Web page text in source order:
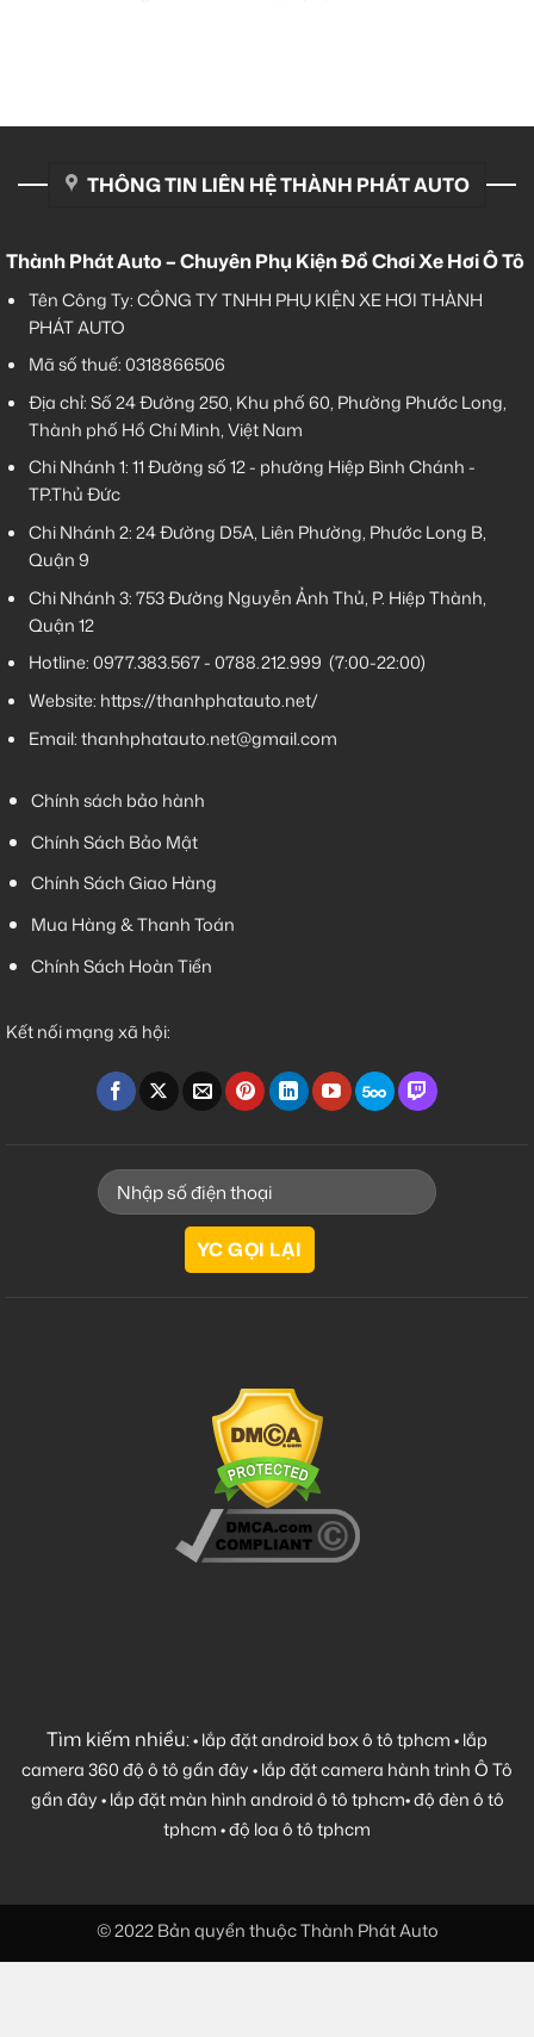
THÔNG TIN LIÊN HỆ THÀNH PHÁT AUTO
Thành Phát Auto – Chuyên Phụ Kiện Đồ Chơi Xe Hơi Ô Tô
Tên Công Ty: CÔNG TY TNHH PHỤ KIỆN XE HƠI THÀNH
PHÁT AUTO
Mã số thuế: 0318866506
Địa chỉ: Số 24 Đường 250, Khu phố 60, Phường Phước Long,
Thành phố Hồ Chí Minh, Việt Nam
Chi Nhánh 1:11 Đường số 12 - phường Hiệp Bình Chánh -
TP.Thủ Đức
Chi Nhánh 2:24 Đường D5A, Liên Phường, Phước Long B,
Quận 9
Chi Nhánh 3:753 Đường Nguyễn Ảnh Thủ, P. Hiệp Thành,
Quận 12
Hotline:0977.383.567-0788.212.999 (7:00-22:00)
Website: https://thanhphatauto.net/
Email:thanhphatauto.net@gmail.com
Chính sách bảo hành
Chính Sách Bảo Mật
Chính Sách Giao Hàng
Mua Hàng & Thanh Toán
Chính Sách Hoàn Tiền
Kết nối mạng xã hội:
Tìm kiếm nhiều:•lắp đặt android box ô tô tphcm•lắp
camera 360 độ ô tô gần đây•lắp đặt camera hành trình Ô Tô
gần đây•lắp đặt màn hình android ô tô tphcm•độ đèn ô tô
tphcm•độ loa ô tô tphcm
© 2022 Bản quyền thuộc Thành Phát Auto